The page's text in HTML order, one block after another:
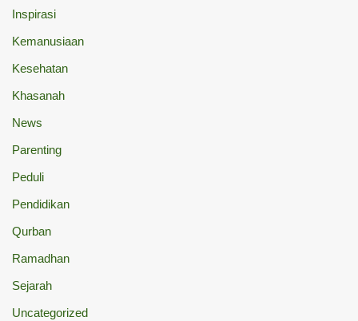
Inspirasi
Kemanusiaan
Kesehatan
Khasanah
News
Parenting
Peduli
Pendidikan
Qurban
Ramadhan
Sejarah
Uncategorized